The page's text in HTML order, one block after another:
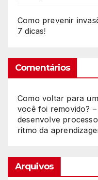
Como prevenir
7 dicas!
Comentários
Como voltar para
você foi removido?
desenvolve
ritmo da
Arquivos